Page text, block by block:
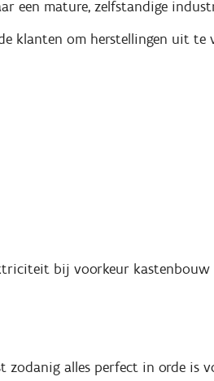
een mature, zelfstandige
klanten om herstellingen uit
bij voorkeur kastenbouw
zodanig alles perfect in orde is